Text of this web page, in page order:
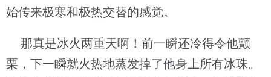
始传来极寒和极热交替的感觉。
那真是冰火两重天啊！前一瞬还冷得令他颤
栗，下一瞬就火热地蒸发掉了他身上所有冰珠。